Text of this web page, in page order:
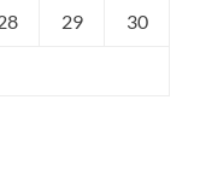
29 30